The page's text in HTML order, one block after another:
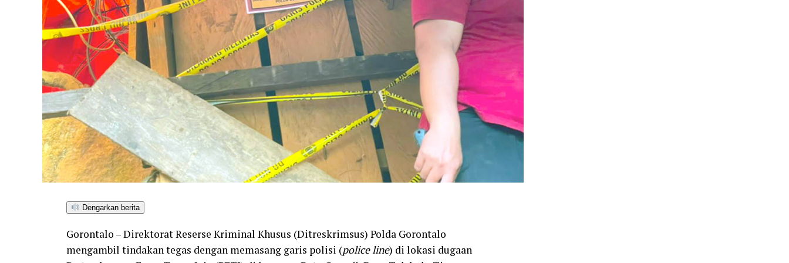
Dengarkan berita
Gorontalo – Direktorat Reserse Kriminal Khusus (Ditreskrimsus) Polda Gorontalo
mengambil tindakan tegas dengan memasang garis polisi (police line) di lokasi dugaan